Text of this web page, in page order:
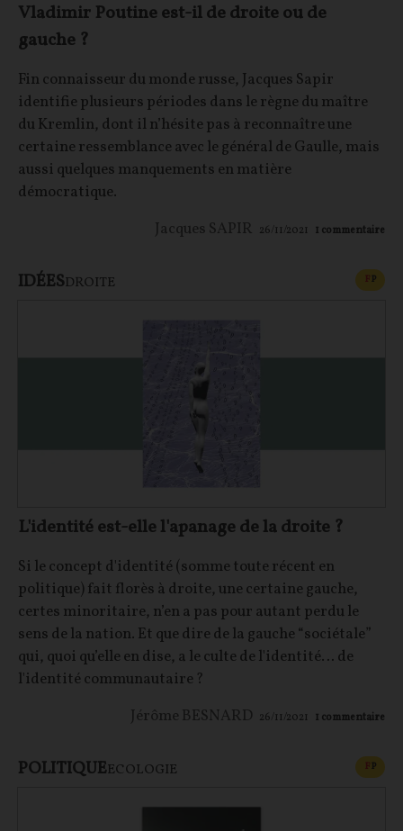
Vladimir Poutine est-il de droite ou de
gauche ?
Fin connaisseur du monde russe, Jacques Sapir
identifie plusieurs périodes dans le règne du maître
du Kremlin, dont il n’hésite pas à reconnaître une
certaine ressemblance avec le général de Gaulle, mais
aussi quelques manquements en matière
démocratique.
Jacques SAPIR 26/11/2021 1 commentaire
IDÉESDROITE FP
L'identité est-elle l'apanage de la droite ?
Si le concept d'identité (somme toute récent en
politique) fait florès à droite, une certaine gauche,
certes minoritaire, n’en a pas pour autant perdu le
sens de la nation. Et que dire de la gauche “sociétale”
qui, quoi qu’elle en dise, a le culte de l'identité… de
l'identité communautaire ?
Jérôme BESNARD 26/11/2021 1 commentaire
POLITIQUEECOLOGIE FP